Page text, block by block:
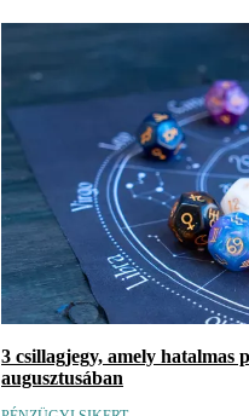
3 csillagjegy, amely hatalmas
augusztusában